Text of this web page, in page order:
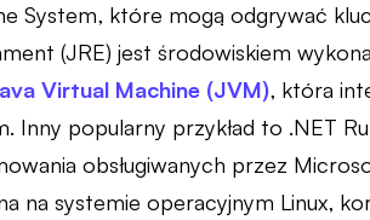
System, które mogą odgrywać
(JRE) jest środowiskiem
Virtual Machine (JVM), która
Inny popularny przykład to .NET
obsługiwanych przez
na systemie operacyjnym Linux,